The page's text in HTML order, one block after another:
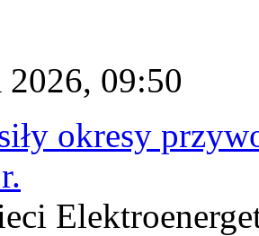
2026, 09:50
okresy